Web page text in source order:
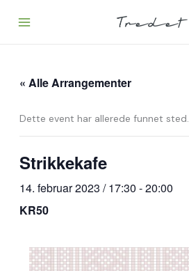
« Alle Arrangementer
Dette event har allerede funnet sted.
Strikkekafe
14. februar 2023 / 17:30 -20:00
KR50